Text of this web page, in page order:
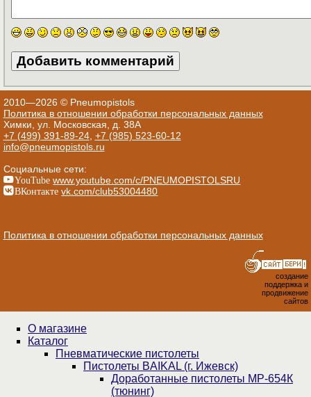
2010—2026 © Pneumopistols
Политика в отношении обработки персональных данных
Химки, ул. Московская, д. 38А
+7 (499) 391-89-24, +7 (985) 523-60-12
info@pneumopistols.ru
Социальные сети:
YouTube www.youtube.com/c/PNEUMOPISTOLSRU
ВКонтакте vk.com/club53004480
Политика в отношении обработки персональных данных
создание
поддержка и
продвижение
сайтов
О магазине
Каталог
Пнев­ма­ти­чес­кие пистолеты
Пистолеты BAIKAL (г. Ижевск)
Доработанные пистолеты МР-654К
(тюнинг)